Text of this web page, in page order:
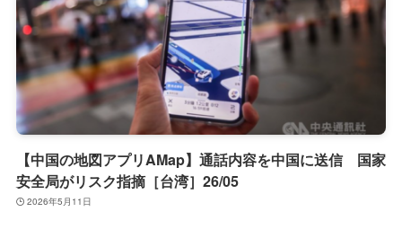
【中国の地図アプリAMap】通話内容を中国に送信 国家
安全局がリスク指摘［台湾］26/05
2026年5月11日